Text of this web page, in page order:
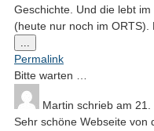
Geschichte. Und die lebt
(heute nur noch im ORTS).
...
Metabox
ein-/ausblenden.
Permalink
Bitte warten …
Martin schrieb am 21.
Sehr schöne Webseite von